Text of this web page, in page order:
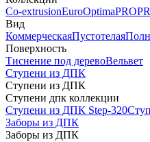
Co-extrusionEuroOptimaPRO
Вид
КоммерческаяПустотелая
Поверхность
Тиснение под деревоВельвет
Ступени из ДПК
Ступени из ДПК
Ступени дпк коллекции
Ступени из ДПК Step-320
Заборы из ДПК
Заборы из ДПК